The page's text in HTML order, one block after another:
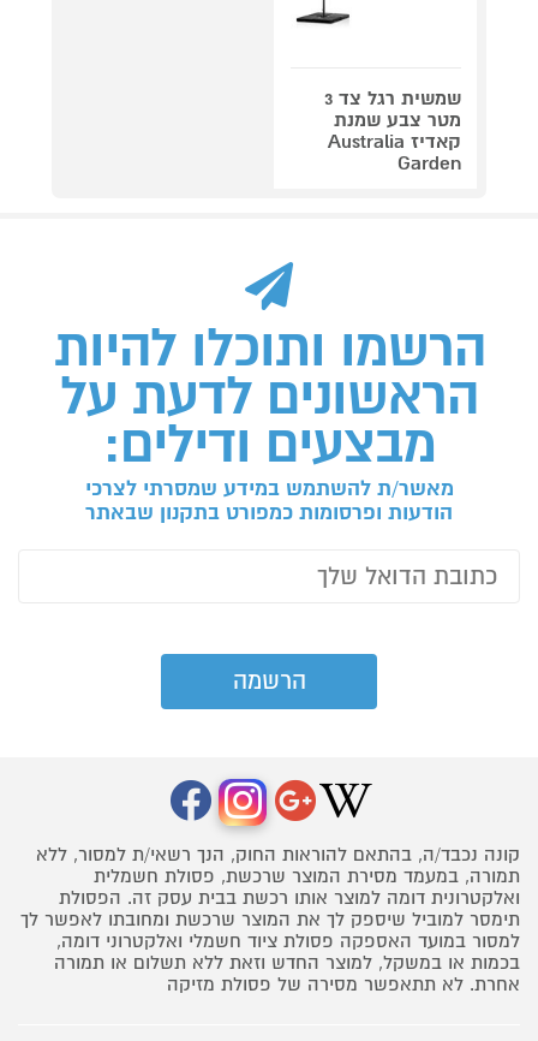
שמשית רגל צד 3
מטר צבע שמנת
קאדיז Australia
Garden
הרשמו ותוכלו להיות
הראשונים לדעת על
מבצעים ודילים:
מאשר/ת להשתמש במידע שמסרתי לצרכי
הודעות ופרסומות כמפורט בתקנון שבאתר
קונה נכבד/ה, בהתאם להוראות החוק, הנך רשאי/ת למסור, ללא
תמורה, במעמד מסירת המוצר שרכשת, פסולת חשמלית
ואלקטרונית דומה למוצר אותו רכשת בבית עסק זה. הפסולת
תימסר למוביל שיספק לך את המוצר שרכשת ומחובתו לאפשר לך
למסור במועד האספקה פסולת ציוד חשמלי ואלקטרוני דומה,
בכמות או במשקל, למוצר החדש וזאת ללא תשלום או תמורה
אחרת. לא תתאפשר מסירה של פסולת מזיקה